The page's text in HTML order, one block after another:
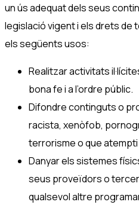
un ús adequat dels seus
legislació vigent i els drets de
els següents usos:
Realitzar activitats
bona fe i a l’ordre públic.
Difondre continguts o
racista, xenòfob,
terrorisme o que
Danyar els sistemes
seus proveïdors o
qualsevol altre